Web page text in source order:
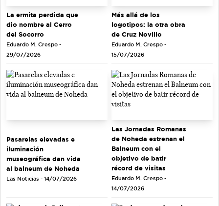
La ermita perdida que
dio nombre al Cerro
del Socorro
Eduardo M. Crespo -
29/07/2026
Más allá de los
logotipos: la otra obra
de Cruz Novillo
Eduardo M. Crespo -
15/07/2026
Pasarelas elevadas e
iluminación
museográfica dan vida
al balneum de Noheda
Las Noticias - 14/07/2026
Las Jornadas Romanas
de Noheda estrenan el
Balneum con el
objetivo de batir
récord de visitas
Eduardo M. Crespo -
14/07/2026